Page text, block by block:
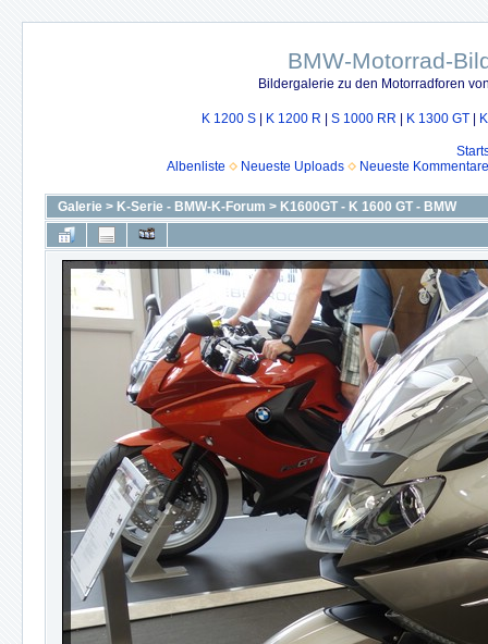
BMW-Motorrad-
Bildergalerie zu den Motorradforen
K 1200 S K 1200 R S 1000 RR K 1300 GT
Albenliste
Neueste Uploads Neueste Kommentare
Galerie > K-Serie - BMW-K-Forum > K1600GT - K 1600 GT - BMW